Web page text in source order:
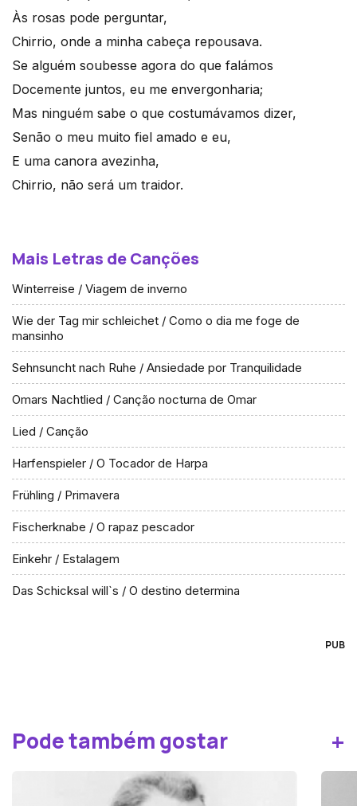
Às rosas pode perguntar,
Chirrio, onde a minha cabeça repousava.
Se alguém soubesse agora do que falámos
Docemente juntos, eu me envergonharia;
Mas ninguém sabe o que costumávamos dizer,
Senão o meu muito fiel amado e eu,
E uma canora avezinha,
Chirrio, não será um traidor.
Mais Letras de Canções
Winterreise / Viagem de inverno
Wie der Tag mir schleichet / Como o dia me foge de
mansinho
Sehnsuncht nach Ruhe / Ansiedade por Tranquilidade
Omars Nachtlied / Canção nocturna de Omar
Lied / Canção
Harfenspieler / O Tocador de Harpa
Frühling / Primavera
Fischerknabe / O rapaz pescador
Einkehr / Estalagem
Das Schicksal will`s / O destino determina
PUB
Pode também gostar +